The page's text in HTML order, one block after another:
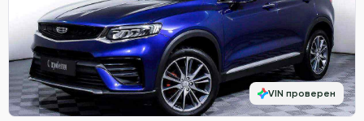
VIN проверен